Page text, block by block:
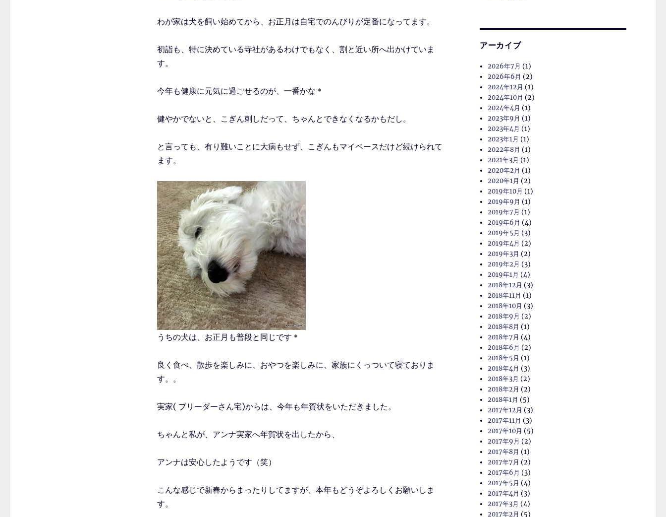
わが家は犬を飼い始めてから、お正月は自宅でのんびりが定番になってます。
初詣も、特に決めている寺社があるわけでもなく、割と近い所へ出かけていま
す。
今年も健康に元気に過ごせるのが、一番かな＊
健やかでないと、こぎん刺しだって、ちゃんとできなくなるかもだし。
と言っても、有り難いことに大病もせず、こぎんもマイペースだけど続けられて
ます。
うちの犬は、お正月も普段と同じです＊
良く食べ、散歩を楽しみに、おやつを楽しみに、家族にくっついて寝ておりま
す。。
実家( ブリーダーさん宅)からは、今年も年賀状をいただきました。
ちゃんと私が、アンナ実家へ年賀状を出したから、
アンナは安心したようです（笑）
こんな感じで新春からまったりしてますが、本年もどうぞよろしくお願いしま
す。
アーカイブ
2026年7月 (1)
2026年6月 (2)
2024年12月 (1)
2024年10月 (2)
2024年4月 (1)
2023年9月 (1)
2023年4月 (1)
2023年1月 (1)
2022年8月 (1)
2021年3月 (1)
2020年2月 (1)
2020年1月 (2)
2019年10月 (1)
2019年9月 (1)
2019年7月 (1)
2019年6月 (4)
2019年5月 (3)
2019年4月 (2)
2019年3月 (2)
2019年2月 (3)
2019年1月 (4)
2018年12月 (3)
2018年11月 (1)
2018年10月 (3)
2018年9月 (2)
2018年8月 (1)
2018年7月 (4)
2018年6月 (2)
2018年5月 (1)
2018年4月 (3)
2018年3月 (2)
2018年2月 (2)
2018年1月 (5)
2017年12月 (3)
2017年11月 (3)
2017年10月 (5)
2017年9月 (2)
2017年8月 (1)
2017年7月 (2)
2017年6月 (3)
2017年5月 (4)
2017年4月 (3)
2017年3月 (4)
2017年2月 (5)